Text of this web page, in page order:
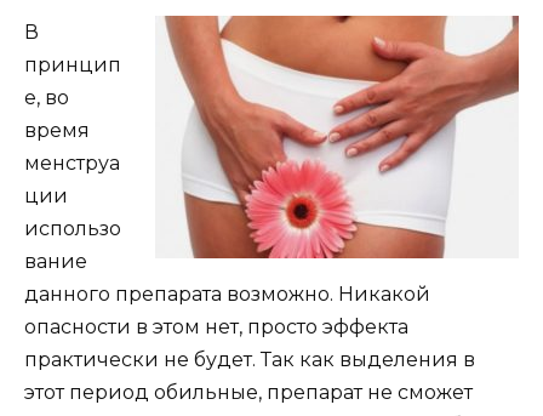
В
принцип
е, во
время
менструа
ции
использо
вание
данного препарата возможно. Никакой
опасности в этом нет, просто эффекта
практически не будет. Так как выделения в
этот период обильные, препарат не сможет